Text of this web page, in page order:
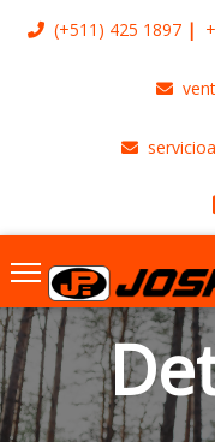
(+511) 425 1897